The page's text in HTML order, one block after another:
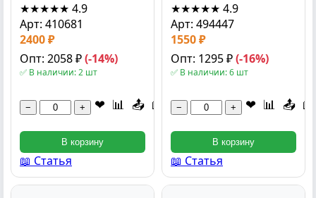
★★★★★ 4.9
Арт: 410681
2400 ₽
Опт: 2058 ₽(-14%)
✅ В наличии: 2 шт
− + ❤ 📊 📤 📖
В корзину
📖 Статья
★★★★★ 4.9
Арт: 494447
1550 ₽
Опт: 1295 ₽(-16%)
✅ В наличии: 6 шт
− + ❤ 📊 📤 📖
В корзину
📖 Статья